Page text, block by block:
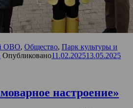
ОВО, Общество, Парк культуры и
Опубликовано11.02.202513.05.2025
настроение»